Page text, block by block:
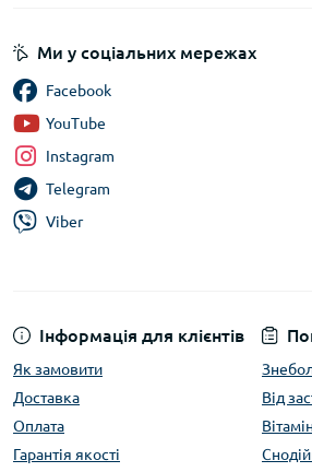
Інформація для клієнтів
Як замовити
Доставка
Оплата
Гарантія якості
Від
Ми у соціальних мережах
Facebook
YouTube
Instagram
Telegram
Viber